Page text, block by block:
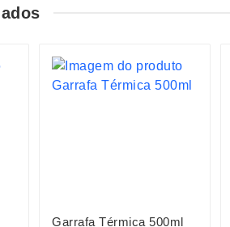
Garrafa Térmica 500ml